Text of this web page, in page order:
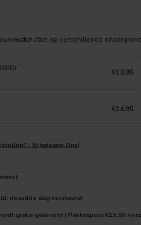
op verschillende
€12,95
€14,95
- Whatsapp Ons!
dezelfde dag verstuurd!
gratis geleverd | Pakketpost €12,95